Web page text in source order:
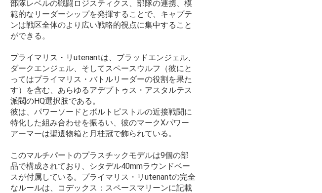
部隊レベルの戦闘ロジスティクス、部隊の連携、模
範的なリーダーシップを発揮することで、キャプテ
ンは戦区全体のより広い戦略的視点に集中すること
ができる。
プライマリス・リutenantは、ブラッドエンジェル、
ダークエンジェル、そしてスペースウルフ（彼にと
ってはプライマリス・バトルリーダーの役割を果た
す）を含む、あらゆるアデプトゥス・アスタルテス
派閥のHQ選択肢である。
彼は、パワーソードとボルトピストルの近接戦闘に
特化した組み合わせを振るい、彼のマークXパワー
アーマーは聖遺物箱と月桂冠で飾られている。
このマルチパートのプラスチックモデルは9個の部
品で構成されており、シタデル40mmラウンドベー
スが付属している。プライマリス・リutenantの完全
なルールは、コデックス：スペースマリーンに記載